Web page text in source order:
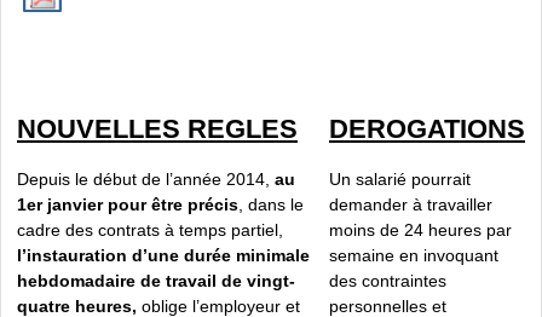
NOUVELLES REGLES
Depuis le début de l’année 2014, au
1er janvier pour être précis , dans le
cadre des contrats à temps partiel,
l’instauration d’une durée minimale
hebdomadaire de travail de vingt-
quatre heures, oblige l’employeur et
DEROGATIONS
Un salarié pourrait
demander à travailler
moins de 24 heures par
semaine en invoquant
des contraintes
personnelles et